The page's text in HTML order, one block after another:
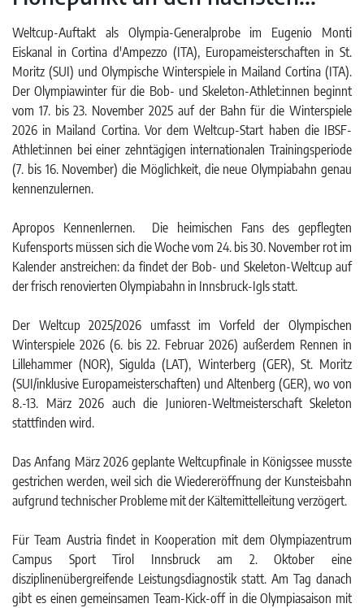
Weltcup-Auftakt als Olympia-Generalprobe im Eugenio Monti
Eiskanal in Cortina d'Ampezzo (ITA), Europameisterschaften in St.
Moritz (SUI) und Olympische Winterspiele in Mailand Cortina (ITA).
Der Olympiawinter für die Bob- und Skeleton-Athlet:innen beginnt
vom 17. bis 23. November 2025 auf der Bahn für die Winterspiele
2026 in Mailand Cortina. Vor dem Weltcup-Start haben die IBSF-
Athlet:innen bei einer zehntägigen internationalen Trainingsperiode
(7. bis 16. November) die Möglichkeit, die neue Olympiabahn genau
kennenzulernen.
Apropos Kennenlernen. Die heimischen Fans des gepflegten
Kufensports müssen sich die Woche vom 24. bis 30. November rot im
Kalender anstreichen: da findet der Bob- und Skeleton-Weltcup auf
der frisch renovierten Olympiabahn in Innsbruck-Igls statt.
Der Weltcup 2025/2026 umfasst im Vorfeld der Olympischen
Winterspiele 2026 (6. bis 22. Februar 2026) außerdem Rennen in
Lillehammer (NOR), Sigulda (LAT), Winterberg (GER), St. Moritz
(SUI/inklusive Europameisterschaften) und Altenberg (GER), wo von
8.-13. März 2026 auch die Junioren-Weltmeisterschaft Skeleton
stattfinden wird.
Das Anfang März 2026 geplante Weltcupfinale in Königssee musste
gestrichen werden, weil sich die Wiedereröffnung der Kunsteisbahn
aufgrund technischer Probleme mit der Kältemittelleitung verzögert.
Für Team Austria findet in Kooperation mit dem Olympiazentrum
Campus Sport Tirol Innsbruck am 2. Oktober eine
disziplinenübergreifende Leistungsdiagnostik statt. Am Tag danach
gibt es einen gemeinsamen Team-Kick-off in die Olympiasaison mit